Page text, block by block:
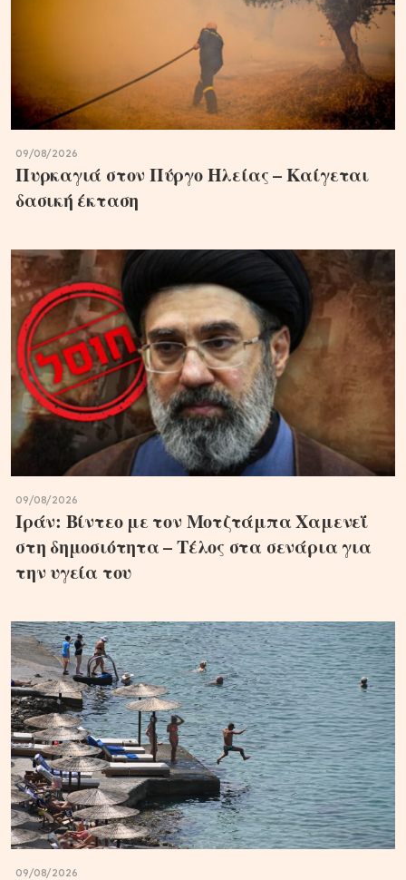
09/08/2026
Πυρκαγιά στον Πύργο Ηλείας – Καίγεται
δασική έκταση
09/08/2026
Ιράν: Βίντεο με τον Μοτζτάμπα Χαμενεΐ
στη δημοσιότητα – Τέλος στα σενάρια για
την υγεία του
09/08/2026